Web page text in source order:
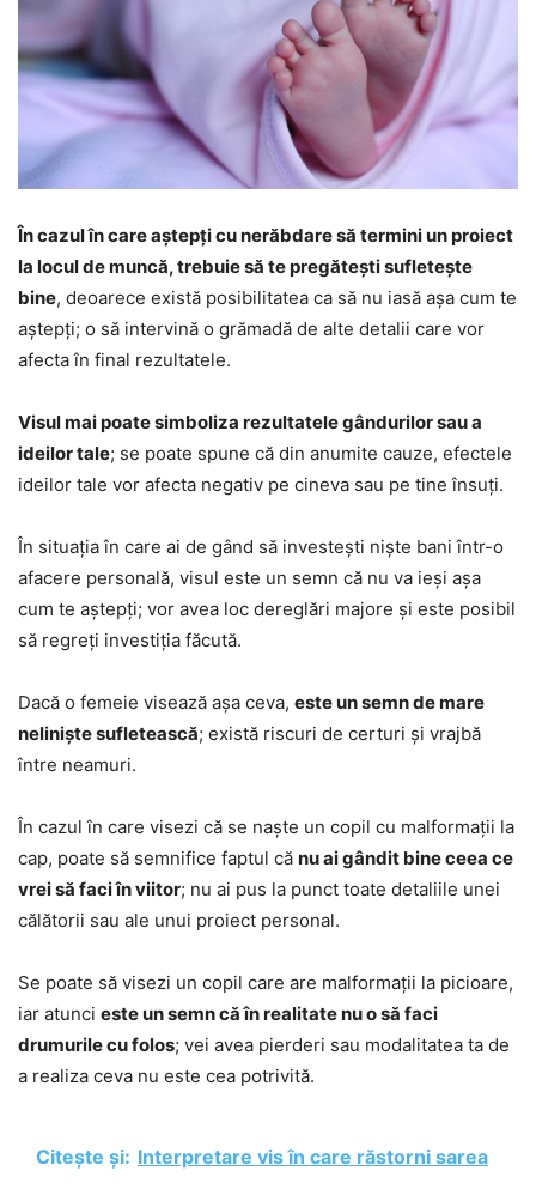
În cazul în care aștepți cu nerăbdare să termini un proiect
la locul de muncă, trebuie să te pregătești sufletește
bine, deoarece există posibilitatea ca să nu iasă așa cum te
aștepți; o să intervină o grămadă de alte detalii care vor
afecta în final rezultatele.
Visul mai poate simboliza rezultatele gândurilor sau a
ideilor tale; se poate spune că din anumite cauze, efectele
ideilor tale vor afecta negativ pe cineva sau pe tine însuți.
În situația în care ai de gând să investești niște bani într-o
afacere personală, visul este un semn că nu va ieși așa
cum te aștepți; vor avea loc dereglări majore și este posibil
să regreți investiția făcută.
Dacă o femeie visează așa ceva, este un semn de mare
neliniște sufletească; există riscuri de certuri și vrajbă
între neamuri.
În cazul în care visezi că se naște un copil cu malformații la
cap, poate să semnifice faptul că nu ai gândit bine ceea ce
vrei să faci în viitor; nu ai pus la punct toate detaliile unei
călătorii sau ale unui proiect personal.
Se poate să visezi un copil care are malformații la picioare,
iar atunci este un semn că în realitate nu o să faci
drumurile cu folos; vei avea pierderi sau modalitatea ta de
a realiza ceva nu este cea potrivită.
Citește și: Interpretare vis în care răstorni sarea